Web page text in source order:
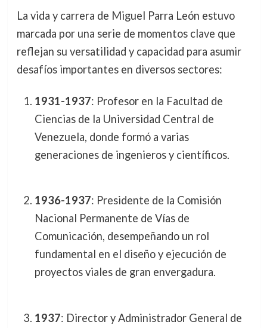
La vida y carrera de Miguel Parra León estuvo
marcada por una serie de momentos clave que
reflejan su versatilidad y capacidad para asumir
desafíos importantes en diversos sectores:
1931-1937: Profesor en la Facultad de
Ciencias de la Universidad Central de
Venezuela, donde formó a varias
generaciones de ingenieros y científicos.
1936-1937: Presidente de la Comisión
Nacional Permanente de Vías de
Comunicación, desempeñando un rol
fundamental en el diseño y ejecución de
proyectos viales de gran envergadura.
1937: Director y Administrador General de